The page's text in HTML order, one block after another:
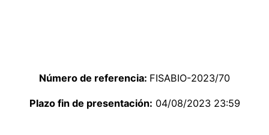
Número de referencia: FISABIO-2023/70
Plazo fin de presentación: 04/08/2023 23:59